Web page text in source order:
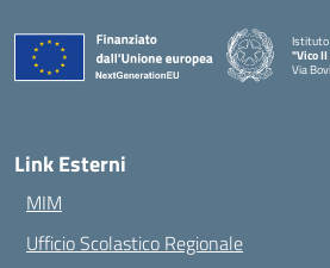
Istituto
"Vico
Via
Link Esterni
MIM
Ufficio Scolastico Regionale